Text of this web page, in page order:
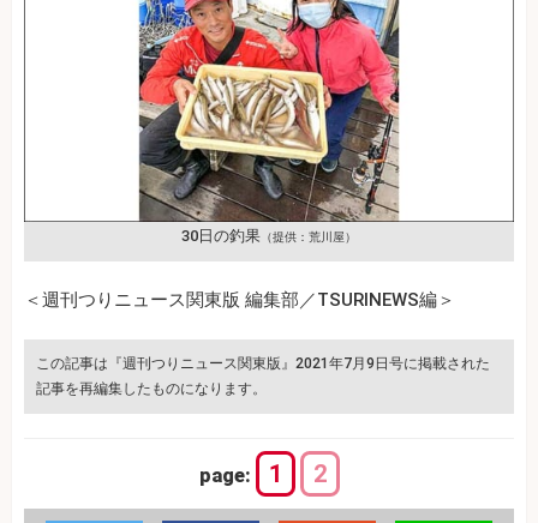
30日の釣果 （提供：荒川屋）
＜週刊つりニュース関東版 編集部／TSURINEWS編＞
この記事は『週刊つりニュース関東版』2021年7月9日号に掲載された
記事を再編集したものになります。
page: 1 2